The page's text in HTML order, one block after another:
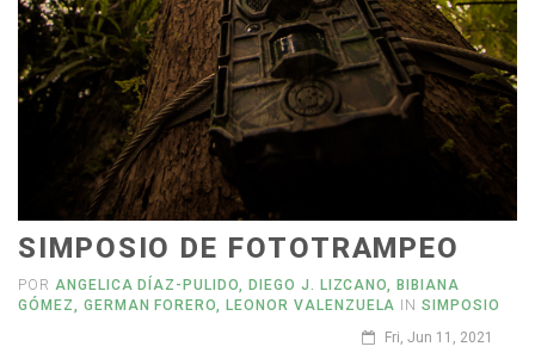
SIMPOSIO DE FOTOTRAMPEO
POR ANGELICA DÍAZ-PULIDO, DIEGO J. LIZCANO, BIBIANA
GÓMEZ, GERMAN FORERO, LEONOR VALENZUELA
INSIMPOSIO
Fri, Jun 11, 2021